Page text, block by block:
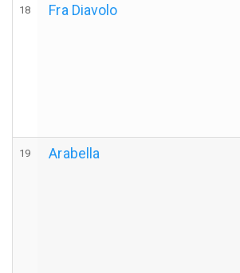
18 Fra Diavolo
19 Arabella